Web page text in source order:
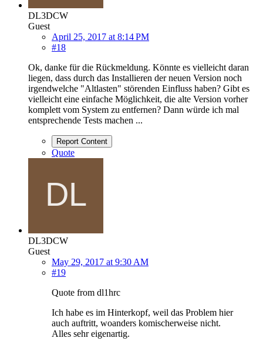
DL3DCW
Guest
April 25, 2017 at 8:14 PM
#18
Ok, danke für die Rückmeldung. Könnte es vielleicht daran
liegen, dass durch das Installieren der neuen Version noch
irgendwelche "Altlasten" störenden Einfluss haben? Gibt es
vielleicht eine einfache Möglichkeit, die alte Version vorher
komplett vom System zu entfernen? Dann würde ich mal
entsprechende Tests machen ...
Report Content
Quote
DL3DCW
Guest
May 29, 2017 at 9:30 AM
#19
Quote from dl1hrc
Ich habe es im Hinterkopf, weil das Problem hier
auch auftritt, woanders komischerweise nicht.
Alles sehr eigenartig.